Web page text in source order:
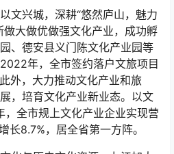
兴城，深耕“悠然庐山，魅力
做大做优做强文化产业，成功孵
、德安县义门陈文化产业园等
年，全市签约落户文旅项目
外，大力推动文化产业和旅
，培育文化产业新业态。以文
全市规上文化产业企业实现营
长8.7%，居全省第一方阵。